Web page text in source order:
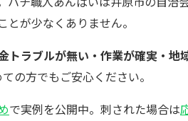
が少なくありません。
トラブルが無い・作業が確実・地
の方でもご安心ください。
で実例を公開中。刺された場合は